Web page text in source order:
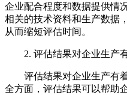
企业配合程度和数据提供情
相关的技术资料和生产数据
从而缩短评估时间。
2. 评估结果对企业生产
评估结果对企业生产有
全方面，评估结果可以帮助